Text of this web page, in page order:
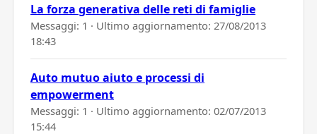
La forza generativa delle reti di famiglie
Messaggi: 1 · Ultimo aggiornamento: 27/08/2013
18:43
Auto mutuo aiuto e processi di
empowerment
Messaggi: 1 · Ultimo aggiornamento: 02/07/2013
15:44